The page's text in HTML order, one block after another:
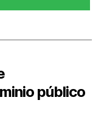
público